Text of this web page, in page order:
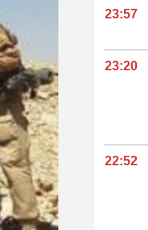
23:57
23:20
22:52